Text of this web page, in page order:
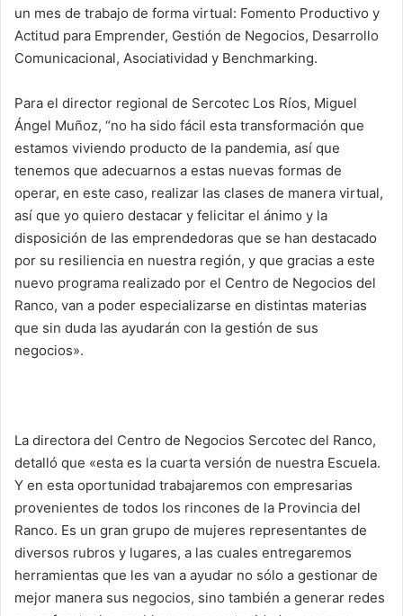
un mes de trabajo de forma virtual: Fomento Productivo y
Actitud para Emprender, Gestión de Negocios, Desarrollo
Comunicacional, Asociatividad y Benchmarking.
Para el director regional de Sercotec Los Ríos, Miguel
Ángel Muñoz, “no ha sido fácil esta transformación que
estamos viviendo producto de la pandemia, así que
tenemos que adecuarnos a estas nuevas formas de
operar, en este caso, realizar las clases de manera virtual,
así que yo quiero destacar y felicitar el ánimo y la
disposición de las emprendedoras que se han destacado
por su resiliencia en nuestra región, y que gracias a este
nuevo programa realizado por el Centro de Negocios del
Ranco, van a poder especializarse en distintas materias
que sin duda las ayudarán con la gestión de sus
negocios».
La directora del Centro de Negocios Sercotec del Ranco,
detalló que «esta es la cuarta versión de nuestra Escuela.
Y en esta oportunidad trabajaremos con empresarias
provenientes de todos los rincones de la Provincia del
Ranco. Es un gran grupo de mujeres representantes de
diversos rubros y lugares, a las cuales entregaremos
herramientas que les van a ayudar no sólo a gestionar de
mejor manera sus negocios, sino también a generar redes